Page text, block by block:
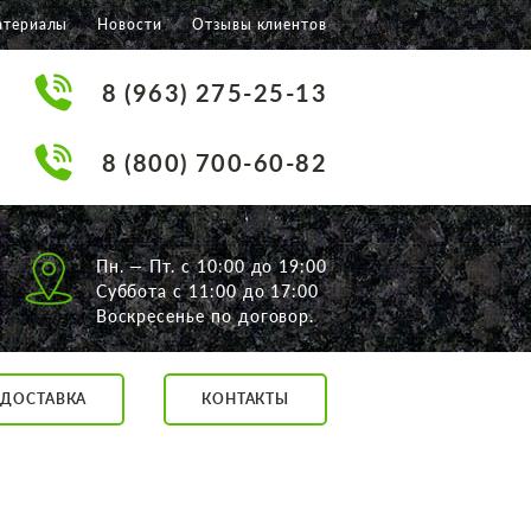
Новости Отзывы клиентов
8 (963) 275-25-13
8 (800) 700-60-82
Пн. — Пт. с 10:00 до 19:00
Суббота с 11:00 до 17:00
Воскресенье по договор.
ДОСТАВКА КОНТАКТЫ